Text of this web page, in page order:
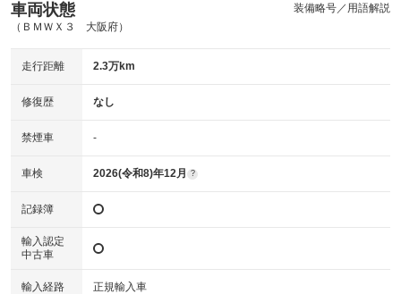
車両状態
（ＢＭＷＸ３ 大阪府）
装備略号／用語解説
走行距離 2.3万km
修復歴 なし
禁煙車 -
車検 2026(令和8)年12月 ?
記録簿
輸入認定
中古車
輸入経路 正規輸入車